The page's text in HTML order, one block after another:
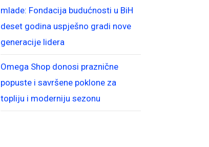
mlade: Fondacija budućnosti u BiH
deset godina uspješno gradi nove
generacije lidera
Omega Shop donosi praznične
popuste i savršene poklone za
topliju i moderniju sezonu